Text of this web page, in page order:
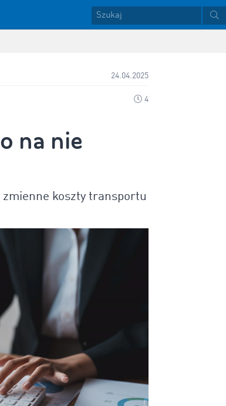
24.04.2025
4
na nie
zmienne koszty transportu